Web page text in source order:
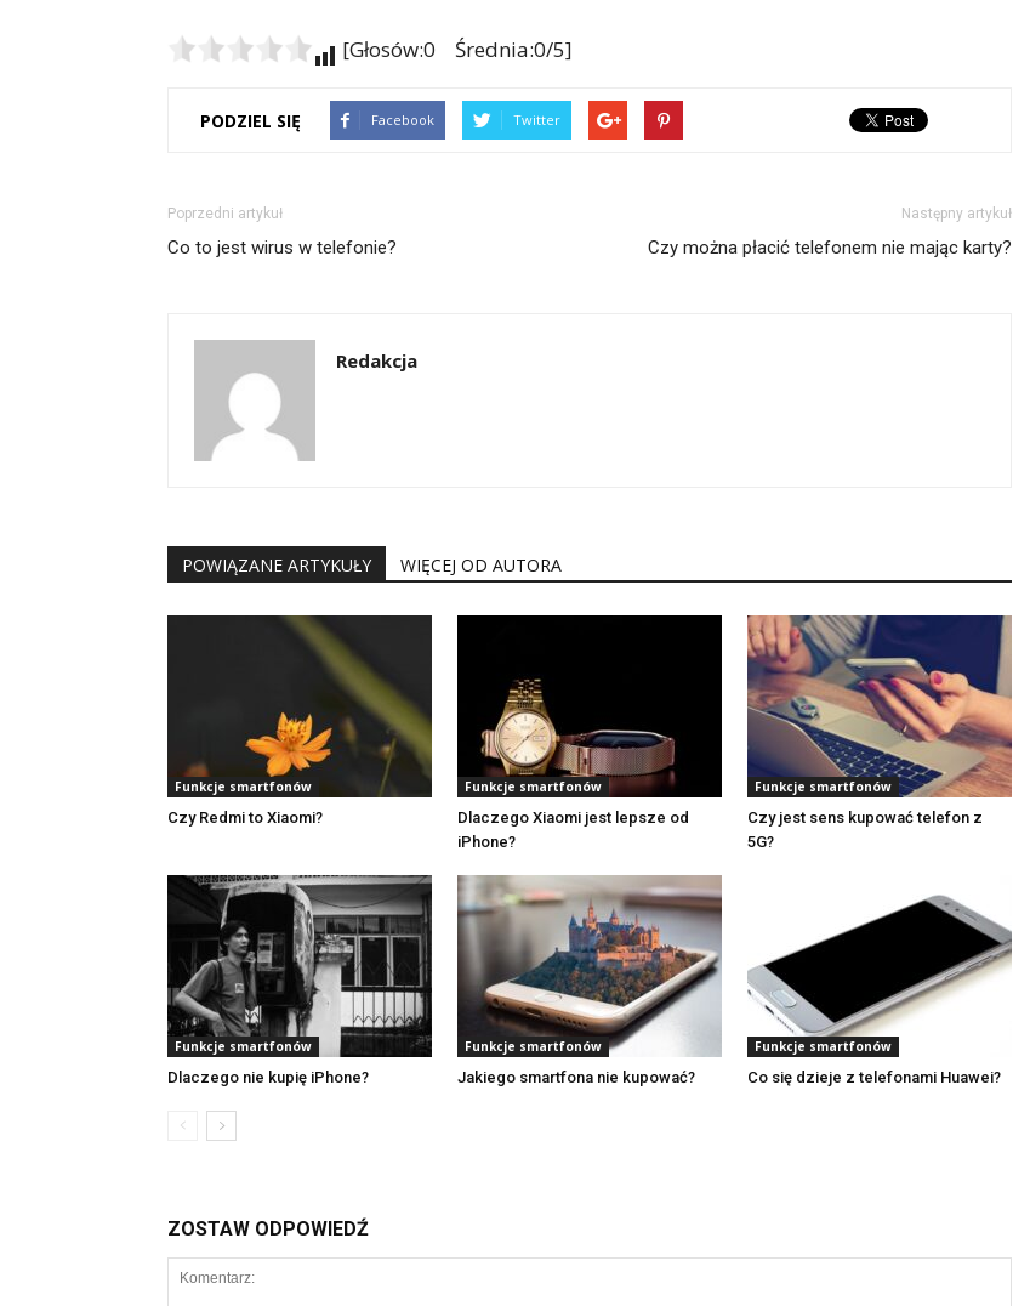
[Głosów:0 Średnia:0/5]
PODZIEL SIĘ Facebook Twitter
Poprzedni artykuł
Co to jest wirus w telefonie?
Następny artykuł
Czy można płacić telefonem nie mając karty?
Redakcja
POWIĄZANE ARTYKUŁY WIĘCEJ OD AUTORA
Funkcje smartfonów
Czy Redmi to Xiaomi?
Funkcje smartfonów
Dlaczego Xiaomi jest lepsze od
iPhone?
Funkcje smartfonów
Czy jest sens kupować telefon z
5G?
Funkcje smartfonów
Dlaczego nie kupię iPhone?
Funkcje smartfonów
Jakiego smartfona nie kupować?
Funkcje smartfonów
Co się dzieje z telefonami Huawei?
ZOSTAW ODPOWIEDŹ